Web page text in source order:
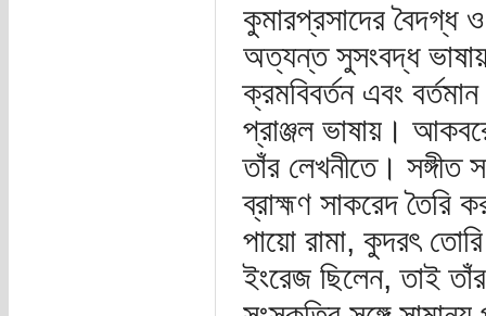
কুমারপ্রসাদের বৈদগ্ধ
অত্যন্ত সুসংবদ্ধ ভাষায়
ক্রমবিবর্তন এবং
প্রাঞ্জল ভাষায়।
তাঁর লেখনীতে। সঙ্গীত
ব্রাহ্মণ সাকরেদ
পায়ো রামা, কুদরৎ তোরি
ইংরেজ ছিলেন, তাই